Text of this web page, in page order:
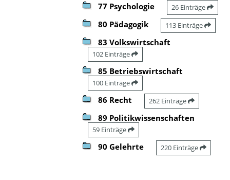
77 Psychologie 26 Einträge
80 Pädagogik 113 Einträge
83 Volkswirtschaft
102 Einträge
85 Betriebswirtschaft
100 Einträge
86 Recht 262 Einträge
89 Politikwissenschaften
59 Einträge
90 Gelehrte 220 Einträge